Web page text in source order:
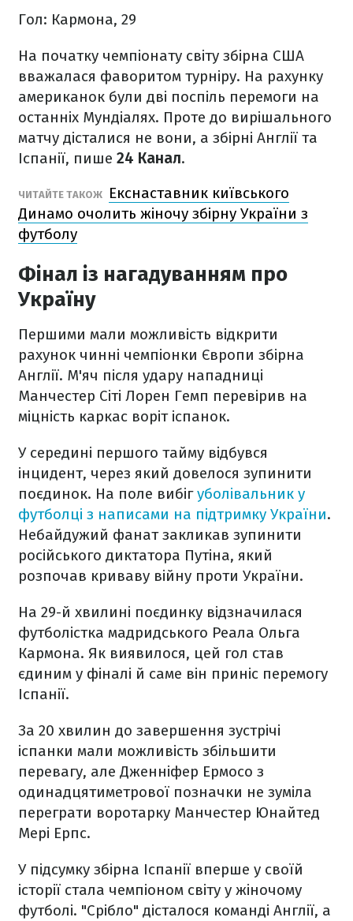
Гол: Кармона, 29
На початку чемпіонату світу збірна США
вважалася фаворитом турніру. На рахунку
американок були дві поспіль перемоги на
останніх Мундіалях. Проте до вирішального
матчу дісталися не вони, а збірні Англії та
Іспанії, пише 24 Канал.
ЧИТАЙТЕ ТАКОЖ
Екснаставник київського
Динамо очолить жіночу збірну України з
футболу
Фінал із нагадуванням про
Україну
Першими мали можливість відкрити
рахунок чинні чемпіонки Європи збірна
Англії. М'яч після удару нападниці
Манчестер Сіті Лорен Гемп перевірив на
міцність каркас воріт іспанок.
У середині першого тайму відбувся
інцидент, через який довелося зупинити
поєдинок. На поле вибігуболівальник у
футболці з написами на підтримку України.
Небайдужий фанат закликав зупинити
російського диктатора Путіна, який
розпочав криваву війну проти України.
На 29-й хвилині поєдинку відзначилася
футболістка мадридського Реала Ольга
Кармона. Як виявилося, цей гол став
єдиним у фіналі й саме він приніс перемогу
Іспанії.
За 20 хвилин до завершення зустрічі
іспанки мали можливість збільшити
перевагу, але Дженніфер Ермосо з
одинадцятиметрової позначки не зуміла
переграти воротарку Манчестер Юнайтед
Мері Ерпс.
У підсумку збірна Іспанії вперше у своїй
історії стала чемпіоном світу у жіночому
футболі. "Срібло" дісталося команді Англії, а